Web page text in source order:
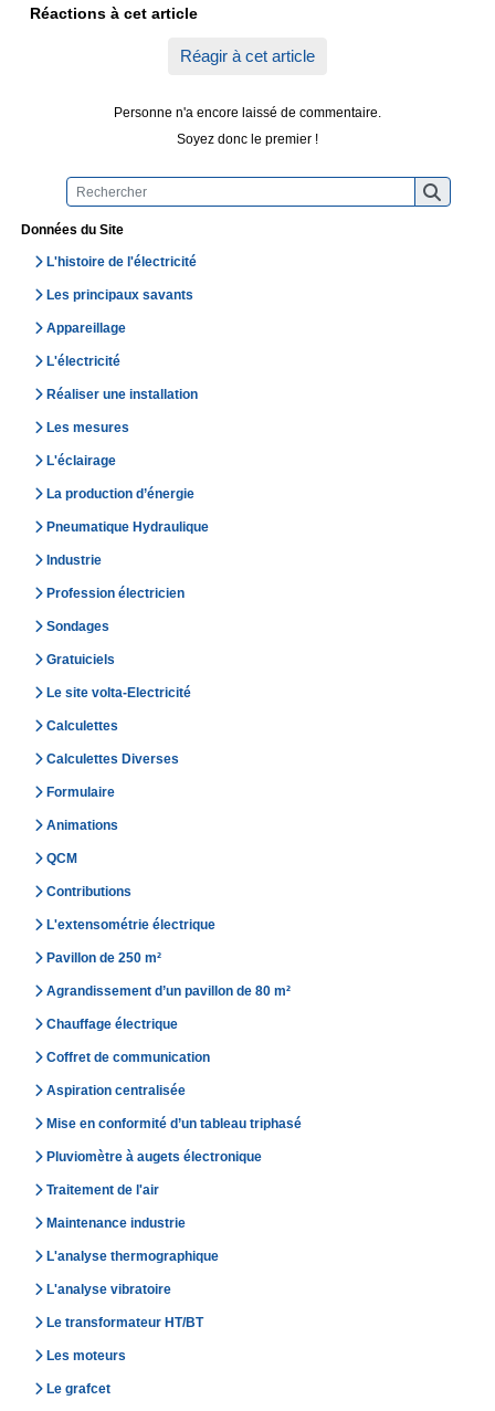
Données du Site
L'histoire de l'électricité
Les principaux savants
Appareillage
L'électricité
Réaliser une installation
Les mesures
L'éclairage
La production d’énergie
Pneumatique Hydraulique
Industrie
Profession électricien
Sondages
Gratuiciels
Le site volta-Electricité
Calculettes
Calculettes Diverses
Formulaire
Animations
QCM
Contributions
L'extensométrie électrique
Pavillon de 250 m²
Agrandissement d’un pavillon de 80 m²
Chauffage électrique
Coffret de communication
Aspiration centralisée
Mise en conformité d’un tableau triphasé
Pluviomètre à augets électronique
Traitement de l'air
Maintenance industrie
L'analyse thermographique
L'analyse vibratoire
Le transformateur HT/BT
Les moteurs
Le grafcet
Réactions à cet article
Réagir à cet article
Personne n'a encore laissé de commentaire.
Soyez donc le premier !